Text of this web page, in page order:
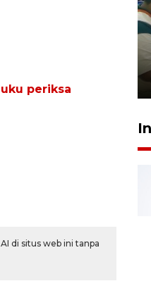
periksa
di situs web ini tanpa